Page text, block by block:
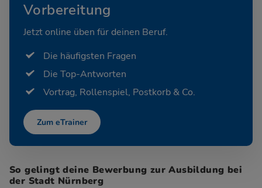
Vorbereitung
Jetzt online üben für deinen Beruf.
Die häufigsten Fragen
Die Top-Antworten
Vortrag, Rollenspiel, Postkorb & Co.
Zum eTrainer
So gelingt deine Bewerbung zur Ausbildung bei
der Stadt Nürnberg